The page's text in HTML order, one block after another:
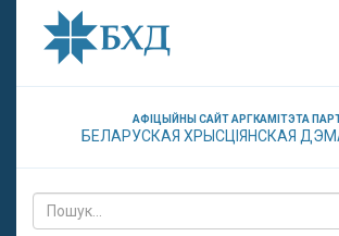
АФІЦЫЙНЫ САЙТ АРГКАМІТЭТА
БЕЛАРУСКАЯ ХРЫСЦІЯНСКАЯ